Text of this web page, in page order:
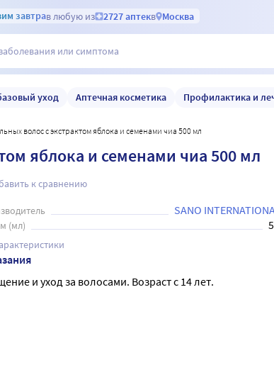
завтрав любую из 2727 аптекв Москва
уход Аптечная косметика Профилактика и
волос с экстрактом яблока и семенами чиа 500 мл
яблока и семенами чиа 500 мл
к сравнению
SANO
(мл)
и уход за волосами. Возраст с 14 лет.